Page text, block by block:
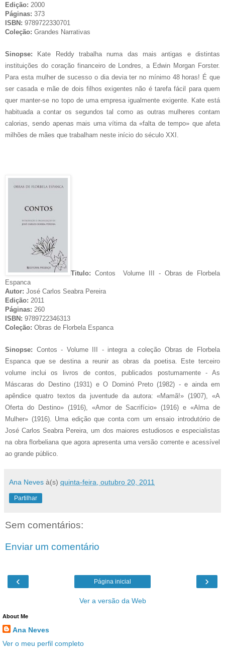
Edição: 2000
Páginas: 373
ISBN: 9789722330701
Coleção: Grandes Narrativas
Sinopse:
Kate Reddy trabalha numa das mais antigas e distintas
instituições do coração financeiro de Londres, a Edwin Morgan Forster.
Para esta mulher de sucesso o dia devia ter no mínimo 48 horas! É que
ser casada e mãe de dois filhos exigentes não é tarefa fácil para quem
quer manter-se no topo de uma empresa igualmente exigente. Kate está
habituada a contar os segundos tal como as outras mulheres contam
calorias, sendo apenas mais uma vítima da «falta de tempo» que afeta
milhões de mães que trabalham neste início do século XXI.
Titulo: Contos Volume III - Obras de Florbela
Espanca
Autor: José Carlos Seabra Pereira
Edição: 2011
Páginas: 260
ISBN: 9789722346313
Coleção: Obras de Florbela Espanca
Sinopse: Contos - Volume III - integra a coleção Obras de Florbela
Espanca que se destina a reunir as obras da poetisa. Este terceiro
volume inclui os livros de contos, publicados postumamente - As
Máscaras do Destino (1931) e O Dominó Preto (1982) - e ainda em
apêndice quatro textos da juventude da autora: «Mamã!» (1907), «A
Oferta do Destino» (1916), «Amor de Sacrifício» (1916) e «Alma de
Mulher» (1916). Uma edição que conta com um ensaio introdutório de
José Carlos Seabra Pereira, um dos maiores estudiosos e especialistas
na obra florbeliana que agora apresenta uma versão corrente e acessível
ao grande público.
Ana Neves à(s) quinta-feira, outubro 20, 2011
Partilhar
Sem comentários:
Enviar um comentário
‹ ›
Página inicial
Ver a versão da Web
About Me
Ana Neves
Ver o meu perfil completo